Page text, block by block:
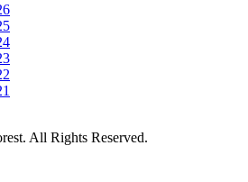
All Rights Reserved.